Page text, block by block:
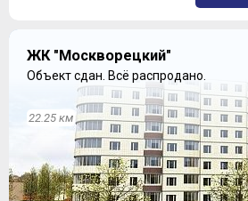
корпус №19 - получено разрешение
эксплуатацию, в сентябре 2017
ЖК "Москворецкий"
Объект сдан. Всё распродано.
22.25 км